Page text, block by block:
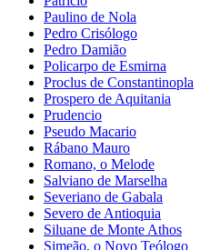
Paulino de Nola
Pedro Crisólogo
Pedro Damião
Policarpo de Esmirna
Proclus de Constantinopla
Prospero de Aquitania
Prudencio
Pseudo Macario
Rábano Mauro
Romano, o Melode
Salviano de Marselha
Severiano de Gabala
Severo de Antioquia
Siluane de Monte Athos
Simeão, o Novo Teólogo